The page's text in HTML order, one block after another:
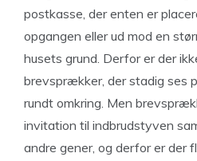
postkasse, der enten er
opgangen eller ud mod en
husets grund. Derfor er der
brevsprækker, der stadig ses
rundt omkring. Men
invitation til indbrudstyven
andre gener, og derfor er der